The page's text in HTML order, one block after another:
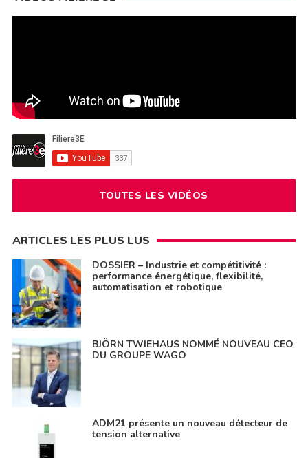
TOUTES LES VIDÉOS
ARTICLES LES PLUS LUS
DOSSIER – Industrie et compétitivité :
performance énergétique, flexibilité,
automatisation et robotique
BJÖRN TWIEHAUS NOMMÉ NOUVEAU CEO
DU GROUPE WAGO
ADM21 présente un nouveau détecteur de
tension alternative